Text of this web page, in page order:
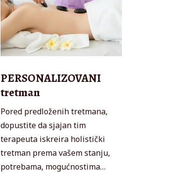
PERSONALIZOVANI
tretman
Pored predloženih tretmana,
dopustite da sjajan tim
terapeuta iskreira holistički
tretman prema vašem stanju,
potrebama, mogućnostima…